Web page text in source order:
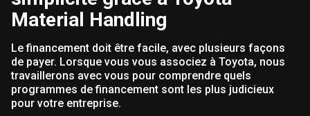
Material Handling
Le financement doit être facile, avec plusieurs façons
de payer. Lorsque vous vous associez à Toyota, nous
travaillerons avec vous pour comprendre quels
programmes de financement sont les plus judicieux
pour votre entreprise.